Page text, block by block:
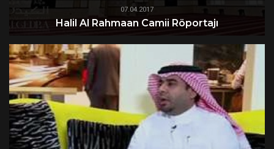
07.04.2017
Halil Al Rahmaan Camii Röportajı